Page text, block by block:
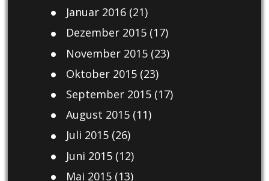
Januar 2016(21)
Dezember 2015(17)
November 2015(23)
Oktober 2015(23)
September 2015(17)
August 2015(11)
Juli 2015(26)
Juni 2015(12)
Mai 2015(13)